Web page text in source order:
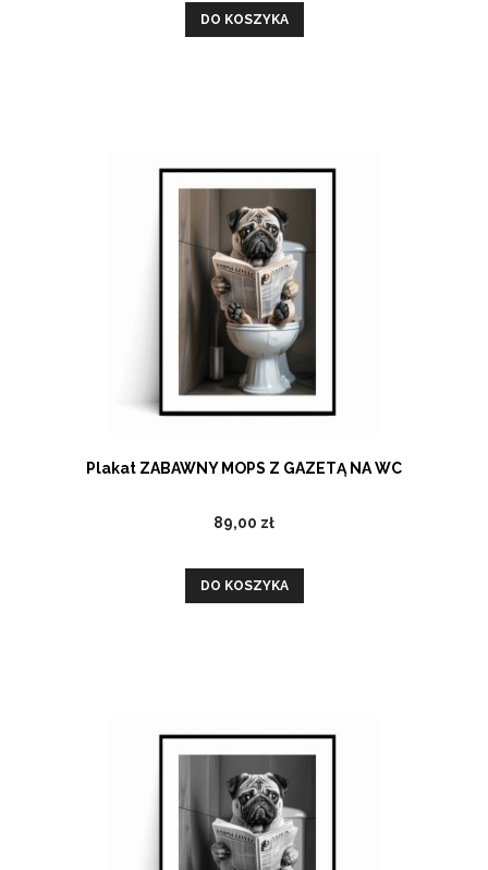
DO KOSZYKA
Plakat ZABAWNY MOPS Z GAZETĄ NA WC
89,00 zł
DO KOSZYKA